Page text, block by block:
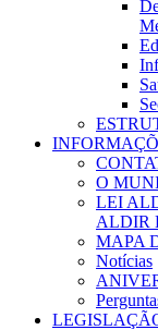
O
LEI
ALDIR
MAPA
Notícias